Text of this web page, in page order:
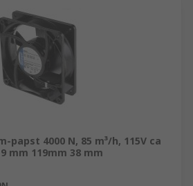
papst 4000 N, 85 m³/h, 115V ca
mm 119mm 38 mm